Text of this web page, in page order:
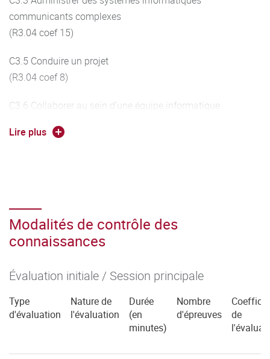
communicants complexes
(R3.04 coef 15)
C3.5 Conduire un projet
(R3.04 coef 8)
C3.6 Collaborer au sein d’une équipe informatique
Lire plus
Modalités de contrôle des
connaissances
Évaluation initiale / Session principale
Type
d'évaluation
Nature de
l'évaluation
Durée
(en
minutes)
Nombre
d'épreuves
de